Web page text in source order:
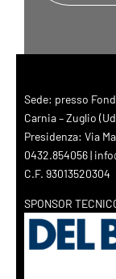
Sede: presso
Carnia – Zuglio
Presidenza: Via
0432.854056 |
C.F. 93013520304
SPONSOR